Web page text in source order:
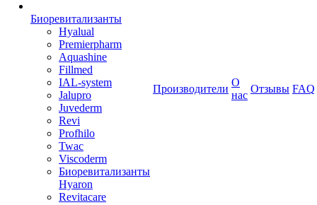
Биоревитализанты
Hyalual
Premierpharm
Aquashine
Fillmed
IAL-system
Jalupro
Juvederm
Revi
Profhilo
Twac
Viscoderm
Биоревитализанты
Hyaron
Revitacare
Производители
О
нас
Отзывы FAQ